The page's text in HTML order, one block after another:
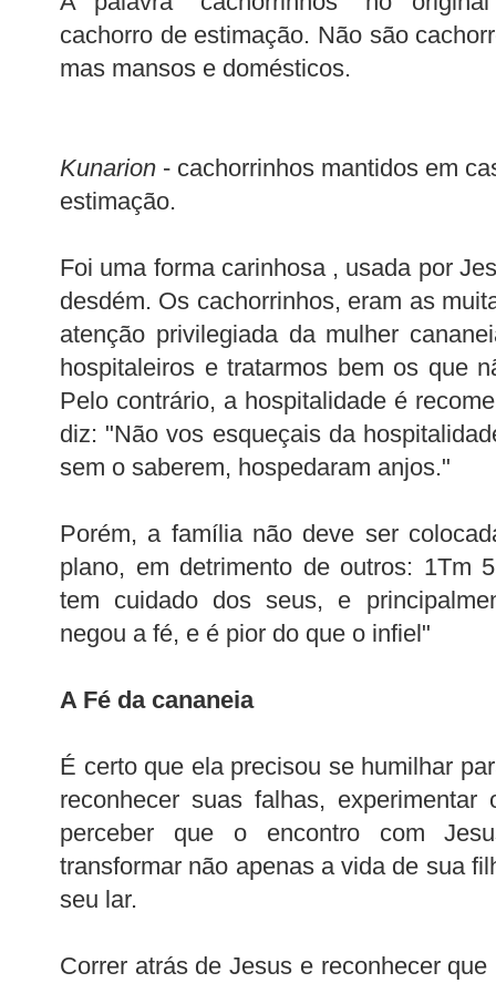
cachorro de estimação. Não são
mas mansos e domésticos.
Kunarion - cachorrinhos mantidos em
estimação.
Foi uma forma carinhosa , usada por
desdém. Os cachorrinhos, eram as
atenção privilegiada da mulher
hospitaleiros e tratarmos bem os que
Pelo contrário, a hospitalidade é
diz: "Não vos esqueçais da
sem o saberem, hospedaram anjos."
Porém, a família não deve ser
plano, em detrimento de outros: 1Tm
tem cuidado dos seus, e
negou a fé, e é pior do que o infiel"
A Fé da cananeia
É certo que ela precisou se humilhar
reconhecer suas falhas,
perceber que o encontro com
transformar não apenas a vida de sua
seu lar.
Correr atrás de Jesus e reconhecer